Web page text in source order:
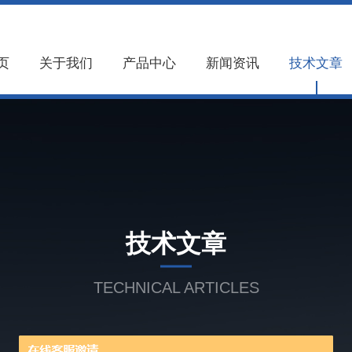
关于我们 产品中心 新闻资讯 技术文章
技术文章
TECHNICAL ARTICLES